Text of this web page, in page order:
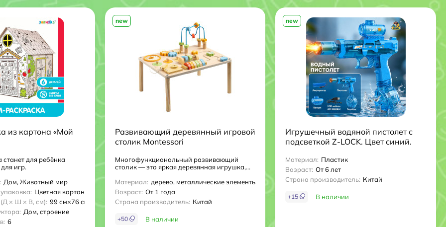
из картона «Мой
для ребёнка
игр.
Дом, Животный мир
Цветная картонная коробка
× Ш × В, см): 99 см×76 см×3.5 см
Дом, строение
6
new
Развивающий деревянный игровой
столик Montessori
Многофункциональный развивающий
столик — это яркая деревянная игрушка,...
Материал: дерево, металлические элементы
Возраст: От 1 года
Страна производитель: Китай
+50 В наличии
new
Игрушечный водяной пистолет с
подсветкой Z-LOCK. Цвет синий.
Материал: Пластик
Возраст: От 6 лет
Страна производитель: Китай
+15 В наличии